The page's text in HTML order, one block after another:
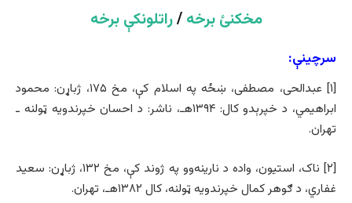
مخکنئ برخه/راتلونکې برخه
سرچینې:
[۱] عبدالحی، مصطفی، ښځه په اسلام کې، مخ ۱۷۵، ژباړن: محمود
ابراهيمي، د خپرېدو کال: ۱۳۹۴هـ، ناشر: د احسان خپرندویه ټولنه ـ
تهران.
[۲] ناک، استیون، واده د نارينه‌وو په ژوند کې، مخ ۱۳۲، ژباړن: سعيد
غفاري، د ګوهر کمال خپرندويه ټولنه، کال ۱۳۸۲هـ، تهران.